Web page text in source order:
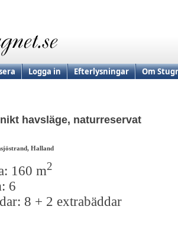
Logga in Efterlysningar Om
havsläge, naturreservat
Halland
160 m2
6
8 + 2 extrabäddar